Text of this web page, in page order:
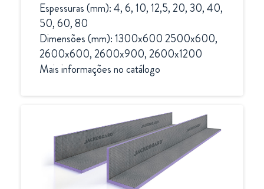
Espessuras (mm): 4, 6, 10, 12,5, 20, 30, 40,
50, 60, 80
Dimensões (mm): 1300x600 2500x600,
2600x600, 2600x900, 2600x1200
Mais informações no catálogo